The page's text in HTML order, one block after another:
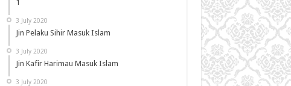
1
3 July 2020
Jin Pelaku Sihir Masuk Islam
3 July 2020
Jin Kafir Harimau Masuk Islam
3 July 2020